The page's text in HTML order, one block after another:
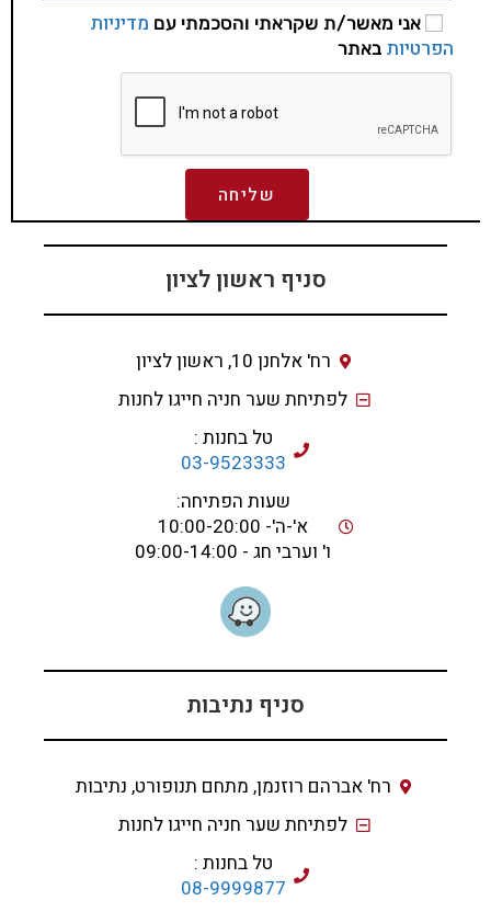
אני מאשר/ת שקראתי והסכמתי עם מדיניות
הפרטיות באתר
שליחה
סניף ראשון לציון
רח' אלחנן 10, ראשון לציון
לפתיחת שער חניה חייגו לחנות
טל בחנות :
03-9523333
שעות הפתיחה:
א'-ה'- 10:00-20:00
ו' וערבי חג - 09:00-14:00
סניף נתיבות
רח' אברהם רוזנמן, מתחם תנופורט, נתיבות
לפתיחת שער חניה חייגו לחנות
טל בחנות :
08-9999877